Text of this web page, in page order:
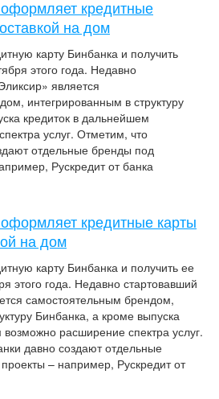
кредитные
на дом
карту Бинбанка и получить
этого года. Недавно
является
интегрированным в структуру
кредиток в дальнейшем
услуг. Отметим, что
отдельные бренды под
Рускредит от банка
кредитные карты
на дом
карту Бинбанка и получить ее
этого года. Недавно стартовавший
самостоятельным брендом,
Бинбанка, а кроме выпуска
расширение спектра услуг.
давно создают отдельные
– например, Рускредит от